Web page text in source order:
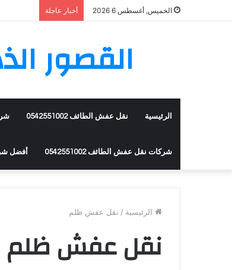
الخميس, أغسطس 6 2026 أخبار عاجلة
القصور
الرئيسية نقل عفش الطائف 0542551002
شركات نقل عفش الطائف 0542551002 أفضل
الرئيسية / نقل عفش ظلم
نقل عفش ظلم